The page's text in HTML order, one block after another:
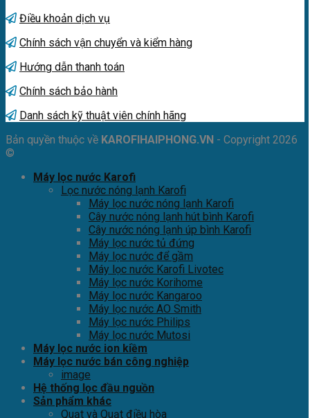
Điều khoản dịch vụ
Chính sách vận chuyển và kiểm hàng
Hướng dẫn thanh toán
Chính sách bảo hành
Danh sách kỹ thuật viên chính hãng
Bản quyền thuộc về KAROFIHAIPHONG.VN - Copyright 2026
©
Máy lọc nước Karofi
Lọc nước nóng lạnh Karofi
Máy lọc nước nóng lạnh Karofi
Cây nước nóng lạnh hút bình Karofi
Cây nước nóng lạnh úp bình Karofi
Máy lọc nước tủ đứng
Máy lọc nước để gầm
Máy lọc nước Karofi Livotec
Máy lọc nước Korihome
Máy lọc nước Kangaroo
Máy lọc nước AO Smith
Máy lọc nước Philips
Máy lọc nước Mutosi
Máy lọc nước ion kiềm
Máy lọc nước bán công nghiệp
image
Hệ thống lọc đầu nguồn
Sản phẩm khác
Quạt và Quạt điều hòa